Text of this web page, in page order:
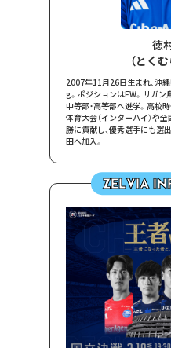
徳
（とく
2007年11月26日生まれ、沖
g。ポジションはFW。サガン
中等部・高等部へ進学。高校
体育大会（インターハイ）や
勝に貢献し、優秀選手にも選
田へ加入。
ZELVIA